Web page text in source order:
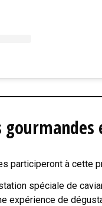
gourmandes
participeront à cette
spéciale de
expérience de